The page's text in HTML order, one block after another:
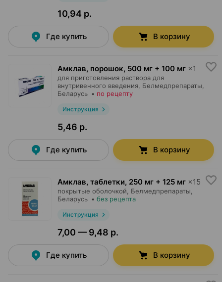
10,94 р.
Где купить В корзину
Амклав, порошок, 500 мг + 100 мг ×1
для приготовления раствора для
внутривенного введения, Белмедпрепараты
Беларусь • по рецепту
Инструкция
5,46 р.
Где купить В корзину
Амклав, таблетки, 250 мг + 125 мг ×15
покрытые оболочкой, Белмедпрепараты
Беларусь • без рецепта
Инструкция
7,00 — 9,48 р.
Где купить В корзину